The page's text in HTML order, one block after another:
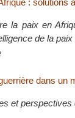
: solutions
la paix en
de la
dans un
et perspectives